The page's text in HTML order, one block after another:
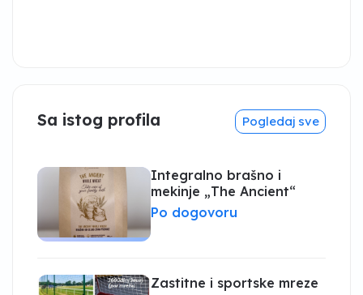
Sa istog profila Pogledaj sve
Integralno brašno i
mekinje „The Ancient“
Po dogovoru
Zastitne i sportske mreze